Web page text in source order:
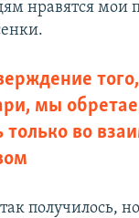
нравятся мои
мы
только во
получилось,